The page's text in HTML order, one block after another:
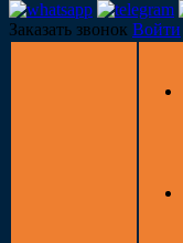
Заказать звонок Войти